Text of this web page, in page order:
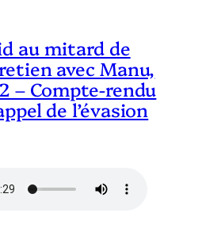
au mitard de
avec Manu,
– Compte-rendu
de l’évasion